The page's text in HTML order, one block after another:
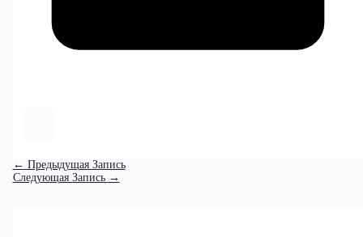
← Предыдущая Запись
Следующая Запись →